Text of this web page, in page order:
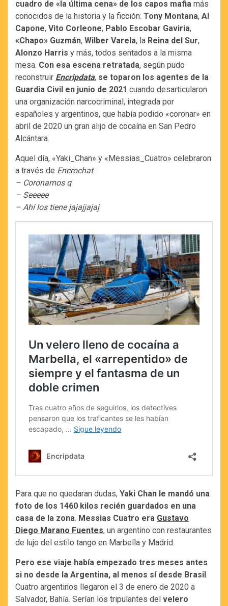
cuadro de «la última cena» de los capos mafia más
conocidos de la historia y la ficción: Tony Montana, Al
Capone, Vito Corleone, Pablo Escobar Gaviria,
«Chapo» Guzmán, Wilber Varela, la Reina del Sur,
Alonzo Harris y más, todos sentados a la misma
mesa. Con esa escena retratada, según pudo
reconstruir Encripdata, se toparon los agentes de la
Guardia Civil en junio de 2021 cuando desarticularon
una organización narcocriminal, integrada por
españoles y argentinos, que había podido «coronar» en
abril de 2020 un gran alijo de cocaína en San Pedro
Alcántara.
Aquel día, «Yaki_Chan» y «Messias_Cuatro» celebraron
a través de Encrochat:
– Coronamos q
– Seeeee
– Ahí los tiene jajajjajaj
Para que no quedaran dudas, Yaki Chan le mandó una
foto de los 1460 kilos recién guardados en una
casa de la zona. Messias Cuatro era Gustavo
Diego Marano Fuentes, un argentino con restaurantes
de lujo del estilo tango en Marbella y Madrid.
Pero ese viaje había empezado tres meses antes
si no desde la Argentina, al menos sí desde Brasil.
Cuatro argentinos llegaron el 3 de enero de 2020 a
Salvador, Bahía. Serían los tripulantes del velero